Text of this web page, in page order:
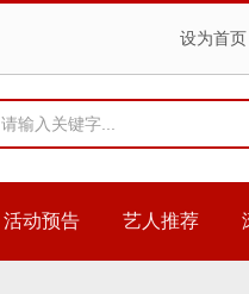
设为首页
活动预告 艺人推荐